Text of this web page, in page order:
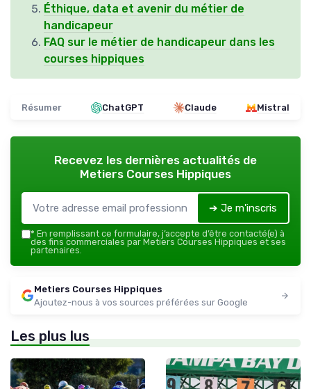
Éthique, data et avenir du métier de
handicapeur
FAQ sur le métier de handicapeur dans les
courses hippiques
Résumer ChatGPT Claude Mistral
Recevez les dernières actualités de
Metiers Courses Hippiques
➔ Je m'inscris
* En remplissant ce formulaire, j’accepte d’être contacté(e) à
des fins commerciales par Metiers Courses Hippiques et ses
partenaires.
Metiers Courses Hippiques
Ajoutez-nous à vos sources préférées sur Google
Les plus lus